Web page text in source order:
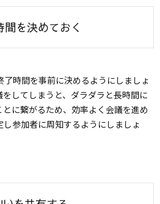
を決めておく
時間を事前に決めるようにしましょ
してしまうと、ダラダラと長時間に
に繋がるため、効率よく会議を進め
参加者に周知するようにしましょ